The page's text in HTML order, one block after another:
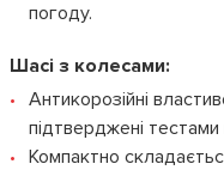
погоду.
Шасі з колесами:
Антикорозійні
підтверджені
Компактно